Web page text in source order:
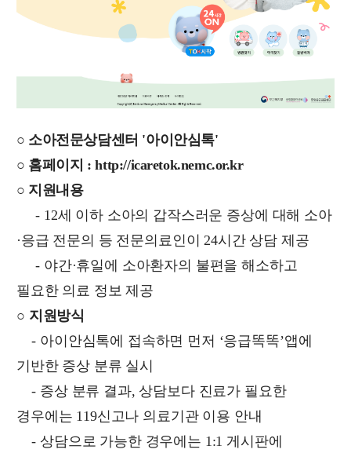
○ 소아전문상담센터 '아이안심톡'
○ 홈페이지 : http://icaretok.nemc.or.kr
○ 지원내용
- 12세 이하 소아의 갑작스러운 증상에 대해 소아
·응급 전문의 등 전문의료인이 24시간 상담 제공
- 야간·휴일에 소아환자의 불편을 해소하고
필요한 의료 정보 제공
○ 지원방식
- 아이안심톡에 접속하면 먼저 ‘응급똑똑’앱에
기반한 증상 분류 실시
- 증상 분류 결과, 상담보다 진료가 필요한
경우에는 119신고나 의료기관 이용 안내
- 상담으로 가능한 경우에는 1:1 게시판에